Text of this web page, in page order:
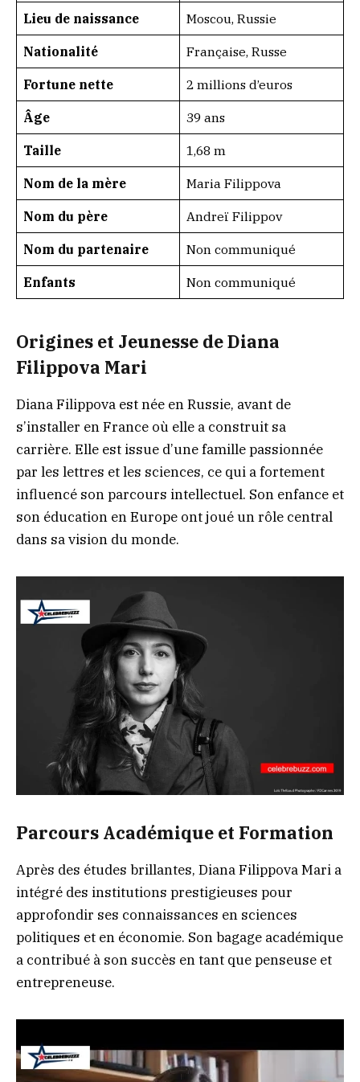
Lieu de naissance Moscou, Russie
Nationalité Française, Russe
Fortune nette 2 millions d’euros
Âge 39 ans
Taille 1,68 m
Nom de la mère Maria Filippova
Nom du père Andreï Filippov
Nom du partenaire Non communiqué
Enfants Non communiqué
Origines et Jeunesse de Diana
Filippova Mari
Diana Filippova est née en Russie, avant de
s’installer en France où elle a construit sa
carrière. Elle est issue d’une famille passionnée
par les lettres et les sciences, ce qui a fortement
influencé son parcours intellectuel. Son enfance et
son éducation en Europe ont joué un rôle central
dans sa vision du monde.
Parcours Académique et Formation
Après des études brillantes, Diana Filippova Mari a
intégré des institutions prestigieuses pour
approfondir ses connaissances en sciences
politiques et en économie. Son bagage académique
a contribué à son succès en tant que penseuse et
entrepreneuse.